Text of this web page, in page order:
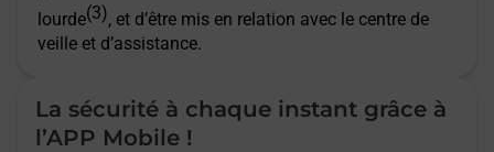
lourde(3), et d’être mis en relation avec le centre de
veille et d’assistance.
La sécurité à chaque instant grâce à
l’APP Mobile !